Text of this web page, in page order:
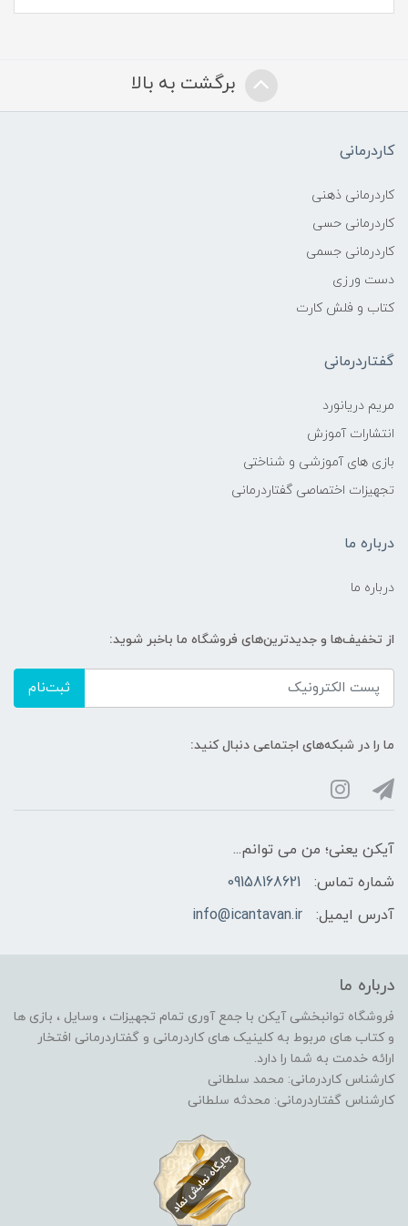
برگشت به بالا
کاردرمانی
کاردرمانی ذهنی
کاردرمانی حسی
کاردرمانی جسمی
دست ورزی
کتاب و فلش کارت
گفتاردرمانی
مریم دریانورد
انتشارات آموزش
بازی های آموزشی و شناختی
تجهیزات اختصاصی گفتاردرمانی
درباره ما
درباره ما
از تخفیف‌ها و جدیدترین‌های فروشگاه ما باخبر شوید:
ثبت‌نام
ما را در شبکه‌های اجتماعی دنبال کنید:
آیکن یعنی؛ من می توانم...
شماره تماس:
09158168621
آدرس ایمیل:
info@icantavan.ir
درباره ما
فروشگاه توانبخشی آیکن با جمع آوری تمام تجهیزات ، وسایل ، بازی ها
و کتاب های مربوط به کلینیک های کاردرمانی و گفتاردرمانی افتخار
ارائه خدمت به شما را دارد.
کارشناس کاردرمانی: محمد سلطانی
کارشناس گفتاردرمانی: محدثه سلطانی